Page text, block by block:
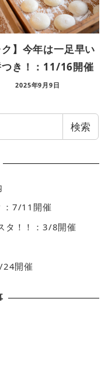
ク】今年は一足早い
つき！：11/16開催
2025年9月9日
検索
：7/11開催
タ！！：3/8開催
24開催